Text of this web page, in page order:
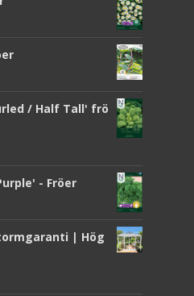
/ Half Tall' frö
- Fröer
| Hög